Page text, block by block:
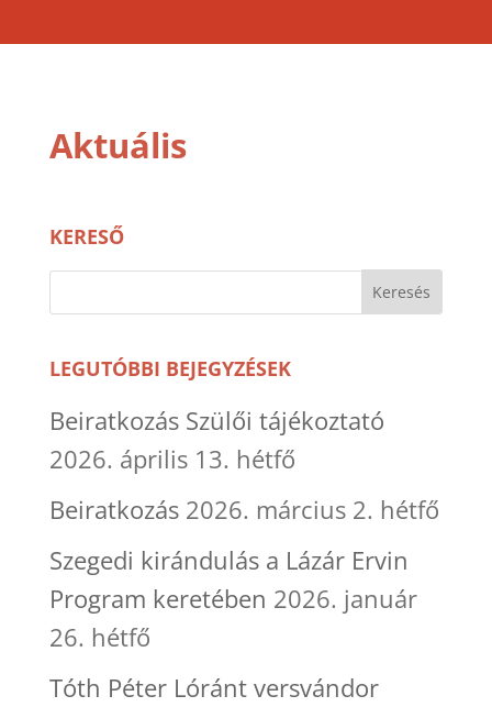
Aktuális
KERESŐ
LEGUTÓBBI BEJEGYZÉSEK
Beiratkozás Szülői tájékoztató
2026. április 13. hétfő
Beiratkozás 2026. március 2. hétfő
Szegedi kirándulás a Lázár Ervin
Program keretében 2026. január
26. hétfő
Tóth Péter Lóránt versvándor